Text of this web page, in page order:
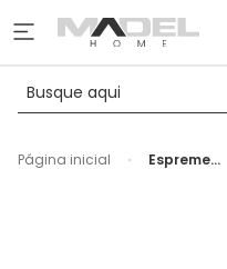
Página inicial
Espremedor